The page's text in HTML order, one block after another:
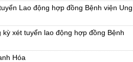
Lao động hợp đồng Bệnh viện Ung
xét tuyển lao động hợp đồng Bệnh
Hóa